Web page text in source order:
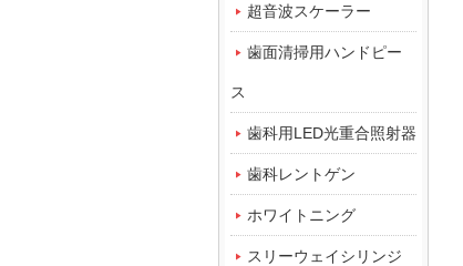
超音波スケーラー
歯面清掃用ハンドピー
ス
歯科用LED光重合照射器
歯科レントゲン
ホワイトニング
スリーウェイシリンジ